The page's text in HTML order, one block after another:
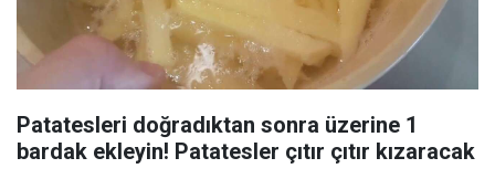
Patatesleri doğradıktan sonra üzerine 1
bardak ekleyin! Patatesler çıtır çıtır kızaracak